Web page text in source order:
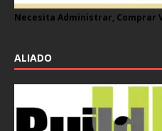
Necesita Administrar, Comprar
ALIADO